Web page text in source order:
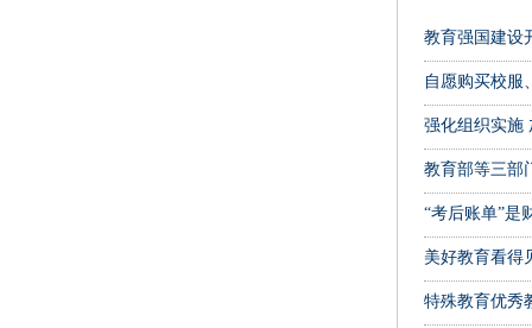
教育强国建设
自愿购买校
强化组织实施
教育部等三部
“考后账单”是
美好教育看得
特殊教育优秀